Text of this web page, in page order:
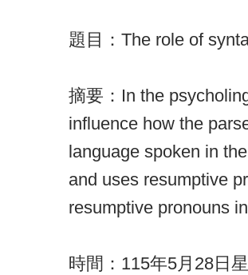
題目：The role of
摘要：In the
influence how the
language spoken in
and uses resumptive
resumptive pronouns
時間：115年5月28日